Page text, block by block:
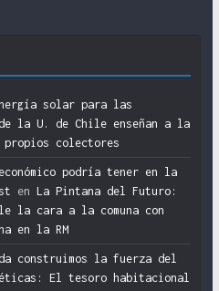
solar para las
la U. de Chile enseñan a la
propios colectores
podría tener en la
en La Pintana del Futuro:
la cara a la comuna con
en la RM
construimos la fuerza del
El tesoro habitacional